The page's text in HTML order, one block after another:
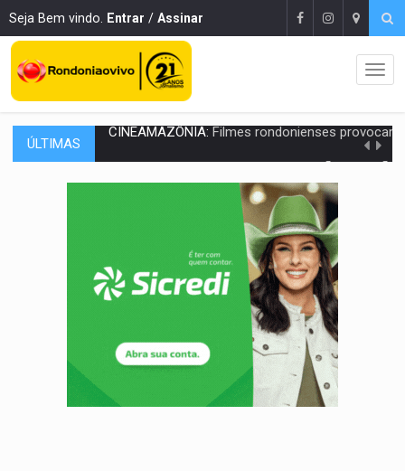
Seja Bem vindo. Entrar / Assinar
ÚLTIMAS AVISO DE LICITAÇÃO: PREGÃO ELETRÔNICO Nº
RUA DAS PENHAS:MPRO promove intervenção artística pelos
PEDIDO DE PROVIDÊNCIA:Erosão ameaça acesso a bairros às margens do
ELEIÇÕES 2026:Policial candidato a deputado federal do PL declara
Publicação Legal:AVISO DE LICITAÇÃO: PREGÃO ELETRÔNICO N.°
Denúncia de 'tribunal do crime' leva PM a prender
NO FLAGRA:'Churrasco' e comparsas do CV são presos com moto
URGENTE: Homem é baleado após apontar arma para